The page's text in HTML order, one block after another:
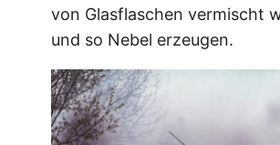
von Glasflaschen vermischt
und so Nebel erzeugen.